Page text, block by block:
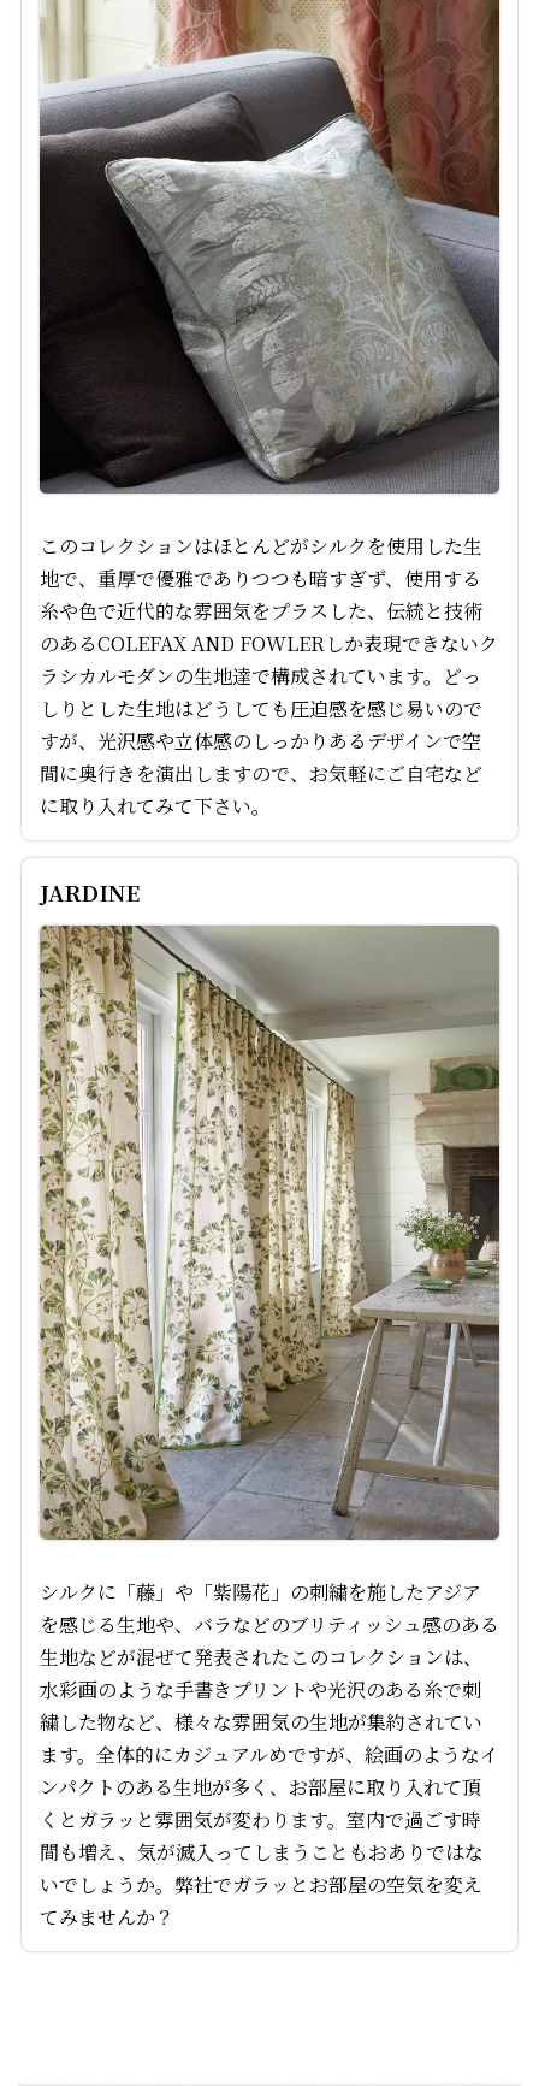
このコレクションはほとんどがシルクを使用した生
地で、重厚で優雅でありつつも暗すぎず、使用する
糸や色で近代的な雰囲気をプラスした、伝統と技術
のあるCOLEFAX AND FOWLERしか表現できないク
ラシカルモダンの生地達で構成されています。どっ
しりとした生地はどうしても圧迫感を感じ易いので
すが、光沢感や立体感のしっかりあるデザインで空
間に奥行きを演出しますので、お気軽にご自宅など
に取り入れてみて下さい。
JARDINE
シルクに「藤」や「紫陽花」の刺繍を施したアジア
を感じる生地や、バラなどのブリティッシュ感のある
生地などが混ぜて発表されたこのコレクションは、
水彩画のような手書きプリントや光沢のある糸で刺
繍した物など、様々な雰囲気の生地が集約されてい
ます。全体的にカジュアルめですが、絵画のようなイ
ンパクトのある生地が多く、お部屋に取り入れて頂
くとガラッと雰囲気が変わります。室内で過ごす時
間も増え、気が滅入ってしまうこともおありではな
いでしょうか。弊社でガラッとお部屋の空気を変え
てみませんか？